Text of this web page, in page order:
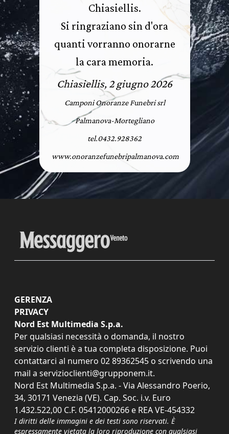
Chiasiellis.
Si ringraziano sin d'ora
quanti vorranno onorarne
la cara memoria.
Chiasiellis, 2 giugno 2026
Camponi Onoranze Funebri srl
Palmanova-Mortegliano
tel.0432.928362
www.onoranzefunebripalmanova.com
GERENZA
PRIVACY
Nord Est Multimedia S.p.a.
Per qualsiasi necessità o domanda, il nostro
servizio clienti è a tua completa disposizione. Puoi
contattarci al numero 02 89362545 o scrivendo una
mail a servizioclienti@grupponem.it.
Nord Est Multimedia S.p.a. - Via Alessandro Poerio,
34, 30171 Venezia (VE). Cap. Soc. i.v. Euro
1.432.522,00 C.F. 05412000266 e REA VE-454332
I diritti delle immagini e dei testi sono riservati. È
espressamente vietata la loro riproduzione con qualsiasi